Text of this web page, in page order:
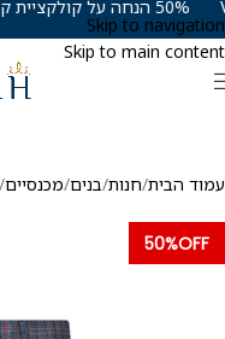
Skip to navigation
Skip to main content
עמוד הבית חנות בנים מכנסיים
50%OFF
50% הנחה על קולקציית קיץ 26